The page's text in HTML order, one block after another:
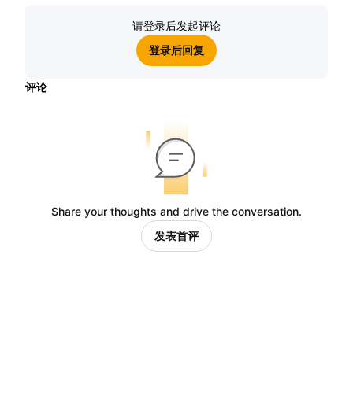
请登录后发起评论
登录后回复
评论
Share your thoughts and drive the conversation.
发表首评